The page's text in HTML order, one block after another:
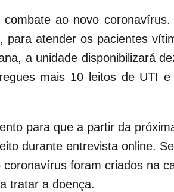
ao novo coronavírus.
para atender os pacientes
a unidade disponibilizará
mais 10 leitos de UTI
para que a partir da
durante entrevista online.
foram criados na
tratar a doença.